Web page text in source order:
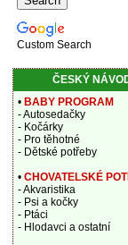
Custom Search
ČESKÝ
• BABY PROGRAM
- Autosedačky
- Kočárky
- Pro těhotné
- Dětské potřeby
• CHOVATELSKÉ
- Akvaristika
- Psi a kočky
- Ptáci
- Hlodavci a ostatní